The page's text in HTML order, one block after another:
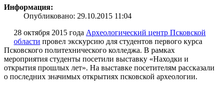
Информация:
Опубликовано: 29.10.2015 11:04
28 октября 2015 года Археологический центр Псковской
области провел экскурсию для студентов первого курса
Псковского политехнического колледжа. В рамках
мероприятия студенты посетили выставку «Находки и
открытия прошлых лет». На выставке посетителям рассказали
о последних значимых открытиях псковской археологии.